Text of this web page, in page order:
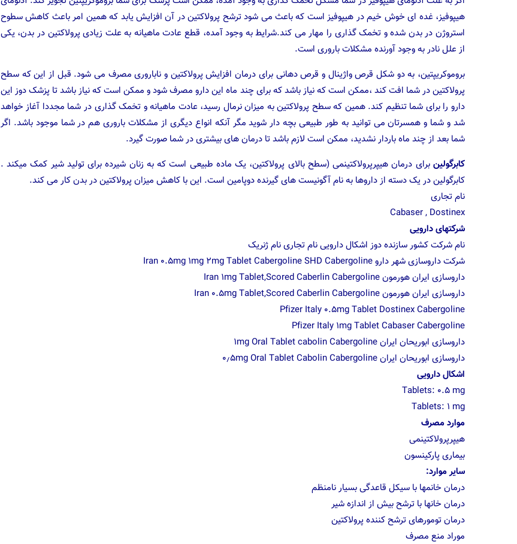
هیپوفیز، غده ای خوش خیم در هیپوفیز است که باعث می شود ترشح پرولاکتین در آن افزایش یابد که همین امر باعث کاهش سطوح
استروژن در بدن شده و تخمک گذاری را مهار می کند.شرایط به وجود آمده، قطع عادت ماهیانه به علت زیادی پرولاکتین در بدن، یکی
از علل نادر به وجود آورنده مشکلات باروری است.
بروموکریپتین، به دو شکل قرص واژینال و قرص دهانی برای درمان افزایش پرولاکتین و ناباروری مصرف می شود. قبل از این که سطح
پرولاکتین در شما افت کند ،ممکن است که نیاز باشد که برای چند ماه این دارو مصرف شود و ممکن است که نیاز باشد تا پزشک دوز این
دارو را برای شما تنظیم کند. همین که سطح پرولاکتین به میزان نرمال رسید، عادت ماهیانه و تخمک گذاری در شما مجددا آغاز خواهد
شد و شما و همسرتان می توانید به طور طبیعی بچه دار شوید مگر آنکه انواع دیگری از مشکلات باروری هم در شما موجود باشد. اگر
شما بعد از چند ماه باردار نشدید، ممکن است لازم باشد تا درمان های بیشتری در شما صورت گیرد.
کابرگولین برای درمان هیپرپرولاکتینمی (سطح بالای پرولاکتین، یک ماده طبیعی است که به زنان شیرده برای تولید شیر کمک میکند .
کابرگولین در یک دسته از داروها به نام آگونیست های گیرنده دوپامین است. این با کاهش میزان پرولاکتین در بدن کار می کند.
نام تجاری
Cabaser , Dostinex
شرکتهای دارویی
نام شرکت کشور سازنده دوز اشکال دارویی نام تجاری نام ژنریک
شرکت داروسازی شهر دارو Iran 0.5mg 1mg 2mg Tablet Cabergoline SHD Cabergoline
داروسازی ایران هورمون Iran 1mg Tablet,Scored Caberlin Cabergoline
داروسازی ایران هورمون Iran 0.5mg Tablet,Scored Caberlin Cabergoline
Pfizer Italy 0.5mg Tablet Dostinex Cabergoline
Pfizer Italy 1mg Tablet Cabaser Cabergoline
داروسازی ابوریحان ایران ۱mg Oral Tablet cabolin Cabergoline
داروسازی ابوریحان ایران ۰٫۵mg Oral Tablet Cabolin Cabergoline
اشکال دارویی
Tablets: 0.5 mg
Tablets: 1 mg
موارد مصرف
هیپرپرولاکتینمی
بیماری پارکینسون
سایر موارد:
درمان خانمها با سیکل قاعدگی بسیار نامنظم
درمان خانها با ترشح بیش از اندازه شیر
درمان تومورهای ترشح کننده پرولاکتین
موراد منع مصرف